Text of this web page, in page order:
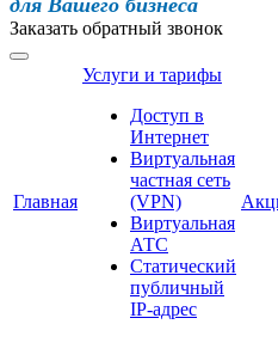
для Вашего бизнеса
Заказать обратный звонок
Главная
Услуги и тарифы
Доступ в
Интернет
Виртуальная
частная сеть
(VPN)
Виртуальная
АТС
Статический
публичный
IP-адрес